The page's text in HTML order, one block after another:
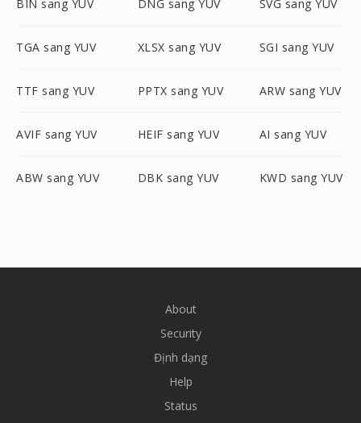
BIN sang YUV DNG sang YUV SVG sang YUV
TGA sang YUV XLSX sang YUV SGI sang YUV
TTF sang YUV PPTX sang YUV ARW sang YUV
AVIF sang YUV HEIF sang YUV AI sang YUV
ABW sang YUV DBK sang YUV KWD sang YUV
About
Security
Định dạng
Help
Status